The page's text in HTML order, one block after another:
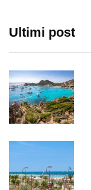
Ultimi post